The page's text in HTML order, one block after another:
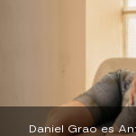
Daniel Grao es